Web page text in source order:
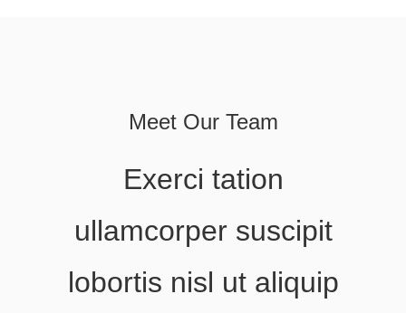
Meet Our Team
Exerci tation
ullamcorper suscipit
lobortis nisl ut aliquip